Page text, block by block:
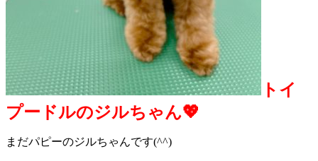
トイ
プードルのジルちゃん💖
まだパピーのジルちゃんです(^^)